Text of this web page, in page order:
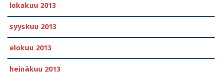
lokakuu 2013
syyskuu 2013
elokuu 2013
heinäkuu 2013